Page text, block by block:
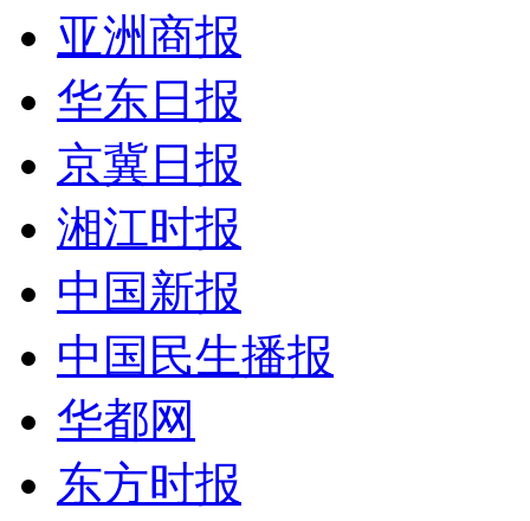
亚洲商报
华东日报
京冀日报
湘江时报
中国新报
中国民生播报
华都网
东方时报